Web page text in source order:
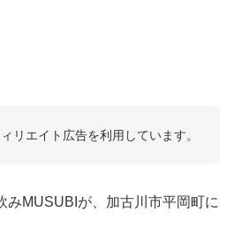
リエイト広告を利用しています。
みMUSUBIが、加古川市平岡町に